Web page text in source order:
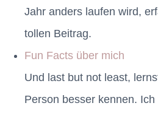
Jahr anders laufen wird,
tollen Beitrag.
Fun Facts über mich
Und last but not least,
Person besser kennen.